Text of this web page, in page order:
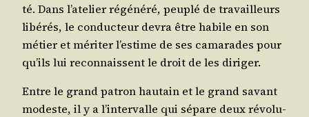
té. Dans l’atelier régé­né­ré, peu­plé de tra­vailleurs
libé­rés, le conduc­teur devra être habile en son
métier et méri­ter l’estime de ses cama­rades pour
qu’ils lui recon­naissent le droit de les diriger.
Entre le grand patron hau­tain et le grand savant
modeste, il y a l’intervalle qui sépare deux révo­lu­